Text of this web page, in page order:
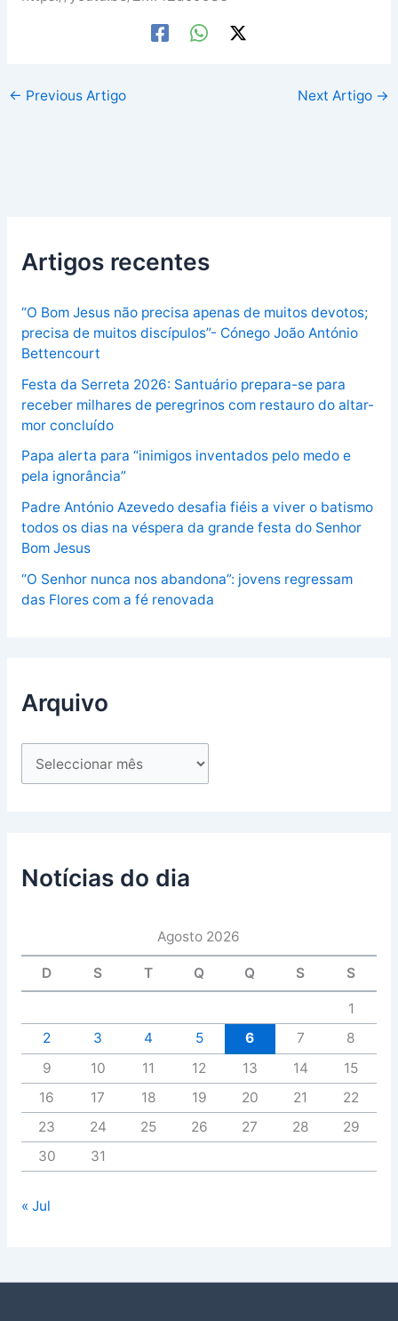
← Previous Artigo Next Artigo →
Artigos recentes
“O Bom Jesus não precisa apenas de muitos devotos;
precisa de muitos discípulos”- Cónego João António
Bettencourt
Festa da Serreta 2026: Santuário prepara-se para
receber milhares de peregrinos com restauro do altar-
mor concluído
Papa alerta para “inimigos inventados pelo medo e
pela ignorância”
Padre António Azevedo desafia fiéis a viver o batismo
todos os dias na véspera da grande festa do Senhor
Bom Jesus
“O Senhor nunca nos abandona”: jovens regressam
das Flores com a fé renovada
Arquivo
Notícias do dia
Agosto 2026
D S T Q Q S S
1
2
3 4 5 6 7
8
9
10 11 12 13 14
15
16
17 18 19 20 21
22
23
24 25 26 27 28
29
30
31
« Jul